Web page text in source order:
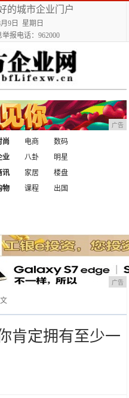
的城市企业门户
9日 星期日
报电话：962000
广告
尚 电商
数码
业
八卦
明星
讯 家居
楼盘
物
课程
出国
广告
肯定拥有至少一